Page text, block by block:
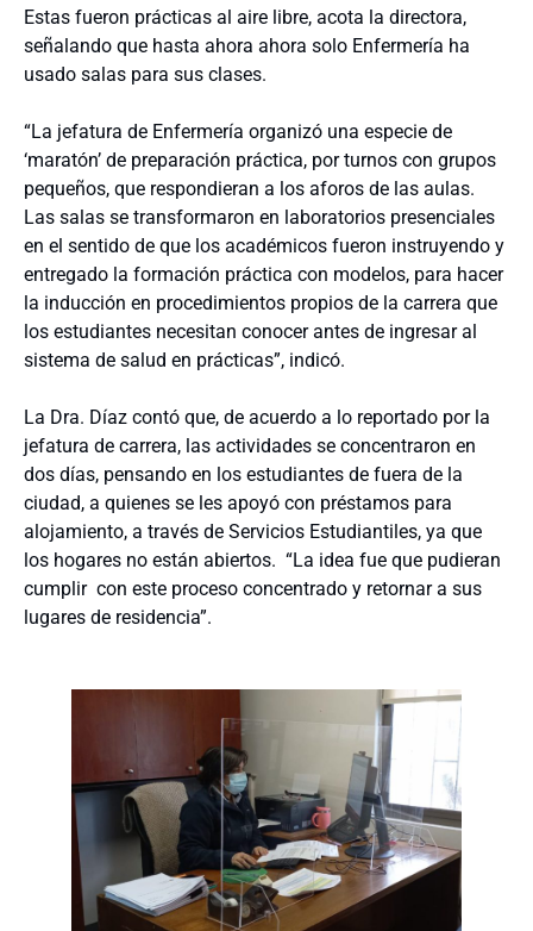
Estas fueron prácticas al aire libre, acota la directora,
señalando que hasta ahora ahora solo Enfermería ha
usado salas para sus clases.
“La jefatura de Enfermería organizó una especie de
‘maratón’ de preparación práctica, por turnos con grupos
pequeños, que respondieran a los aforos de las aulas.
Las salas se transformaron en laboratorios presenciales
en el sentido de que los académicos fueron instruyendo y
entregado la formación práctica con modelos, para hacer
la inducción en procedimientos propios de la carrera que
los estudiantes necesitan conocer antes de ingresar al
sistema de salud en prácticas”, indicó.
La Dra. Díaz contó que, de acuerdo a lo reportado por la
jefatura de carrera, las actividades se concentraron en
dos días, pensando en los estudiantes de fuera de la
ciudad, a quienes se les apoyó con préstamos para
alojamiento, a través de Servicios Estudiantiles, ya que
los hogares no están abiertos. “La idea fue que pudieran
cumplir con este proceso concentrado y retornar a sus
lugares de residencia”.